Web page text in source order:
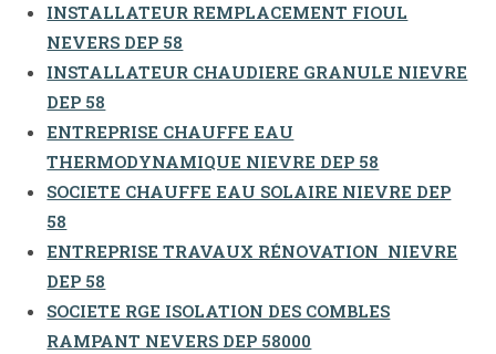
INSTALLATEUR REMPLACEMENT FIOUL
NEVERS DEP 58
INSTALLATEUR CHAUDIERE GRANULE NIEVRE
DEP 58
ENTREPRISE CHAUFFE EAU
THERMODYNAMIQUE NIEVRE DEP 58
SOCIETE CHAUFFE EAU SOLAIRE NIEVRE DEP
58
ENTREPRISE TRAVAUX RÉNOVATION NIEVRE
DEP 58
SOCIETE RGE ISOLATION DES COMBLES
RAMPANT NEVERS DEP 58000